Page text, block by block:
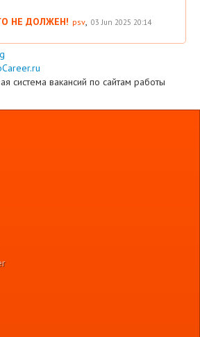
НЕ ДОЛЖЕН! psv 03 Jun 2025 20:14
система вакансий по сайтам работы